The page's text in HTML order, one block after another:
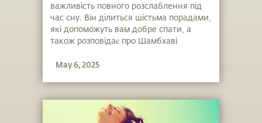
важливість повного розслаблення під
час сну. Він ділиться шістьма порадами,
які допоможуть вам добре спати, а
також розповідає про Шамбхаві
сном та станом пробудження.
May 6, 2025